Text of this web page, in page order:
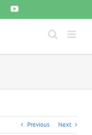
YouTube
Previous Next